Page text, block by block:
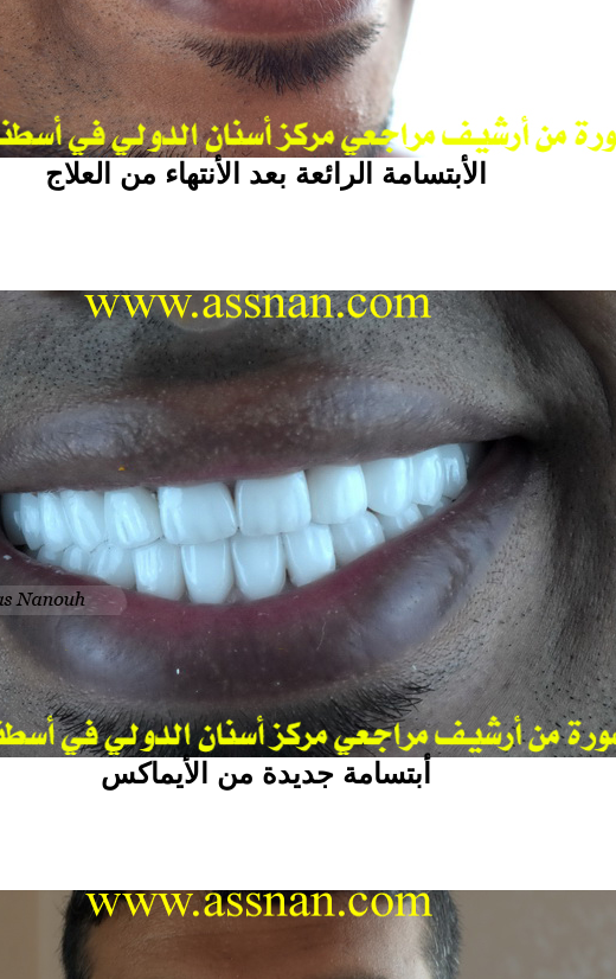
الأبتسامة الرائعة بعد الأنتهاء من العلاج
أبتسامة جديدة من الأيماكس